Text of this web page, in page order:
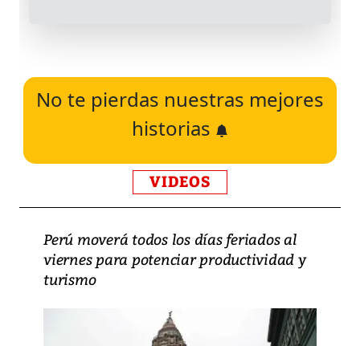
No te pierdas nuestras mejores
historias
VIDEOS
Perú moverá todos los días feriados al
viernes para potenciar productividad y
turismo